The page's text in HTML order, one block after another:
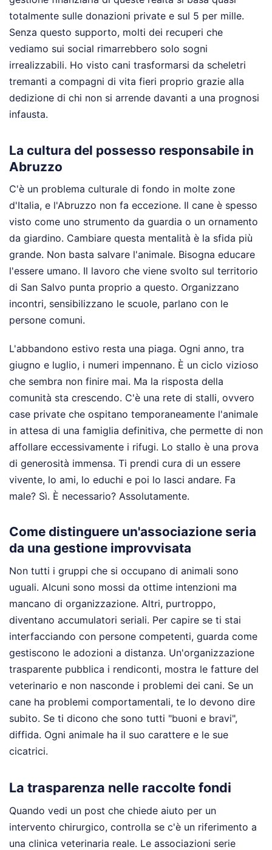
totalmente sulle donazioni private e sul 5 per mille.
Senza questo supporto, molti dei recuperi che
vediamo sui social rimarrebbero solo sogni
irrealizzabili. Ho visto cani trasformarsi da scheletri
tremanti a compagni di vita fieri proprio grazie alla
dedizione di chi non si arrende davanti a una prognosi
infausta.
La cultura del possesso responsabile in
Abruzzo
C'è un problema culturale di fondo in molte zone
d'Italia, e l'Abruzzo non fa eccezione. Il cane è spesso
visto come uno strumento da guardia o un ornamento
da giardino. Cambiare questa mentalità è la sfida più
grande. Non basta salvare l'animale. Bisogna educare
l'essere umano. Il lavoro che viene svolto sul territorio
di San Salvo punta proprio a questo. Organizzano
incontri, sensibilizzano le scuole, parlano con le
persone comuni.
L'abbandono estivo resta una piaga. Ogni anno, tra
giugno e luglio, i numeri impennano. È un ciclo vizioso
che sembra non finire mai. Ma la risposta della
comunità sta crescendo. C'è una rete di stalli, ovvero
case private che ospitano temporaneamente l'animale
in attesa di una famiglia definitiva, che permette di non
affollare eccessivamente i rifugi. Lo stallo è una prova
di generosità immensa. Ti prendi cura di un essere
vivente, lo ami, lo educhi e poi lo lasci andare. Fa
male? Sì. È necessario? Assolutamente.
Come distinguere un'associazione seria
da una gestione improvvisata
Non tutti i gruppi che si occupano di animali sono
uguali. Alcuni sono mossi da ottime intenzioni ma
mancano di organizzazione. Altri, purtroppo,
diventano accumulatori seriali. Per capire se ti stai
interfacciando con persone competenti, guarda come
gestiscono le adozioni a distanza. Un'organizzazione
trasparente pubblica i rendiconti, mostra le fatture del
veterinario e non nasconde i problemi dei cani. Se un
cane ha problemi comportamentali, te lo devono dire
subito. Se ti dicono che sono tutti "buoni e bravi",
diffida. Ogni animale ha il suo carattere e le sue
cicatrici.
La trasparenza nelle raccolte fondi
Quando vedi un post che chiede aiuto per un
intervento chirurgico, controlla se c'è un riferimento a
una clinica veterinaria reale. Le associazioni serie